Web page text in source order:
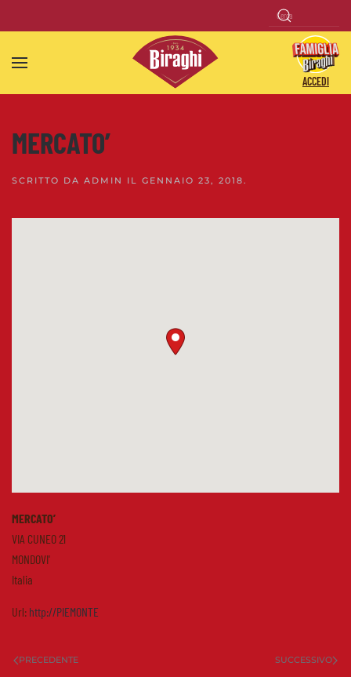
Skip to main content
ACCEDI
MERCATO’
SCRITTO DA ADMIN IL GENNAIO 23, 2018.
MERCATO’
VIA CUNEO 21
MONDOVI'
Italia
Url: http://PIEMONTE
PRECEDENTE SUCCESSIVO